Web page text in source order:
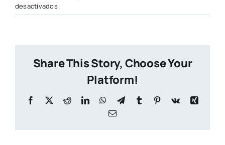
desactivadosen
_DSC0208
Share This Story, Choose Your
Platform!
Facebook
X RedditLinkedInWhatsApp
TelegramTumblr Pinterest
Vk
Xing
Correo